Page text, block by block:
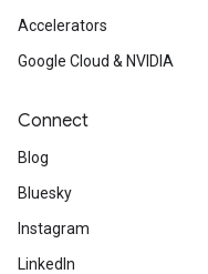
Accelerators
Google Cloud & NVIDIA
Connect
Blog
Bluesky
Instagram
LinkedIn